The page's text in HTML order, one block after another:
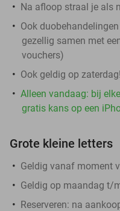
Na afloop straal je als
Ook
gezellig samen met
vouchers)
Ook geldig op zaterdag!
Alleen vandaag: bij
gratis kans op een
Grote kleine letters
Geldig vanaf moment
Geldig op maandag t/
Reserveren: na